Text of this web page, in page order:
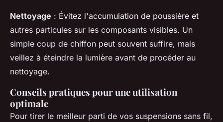
Nettoyage : Évitez l'accumulation de poussière et
autres particules sur les composants visibles. Un
simple coup de chiffon peut souvent suffire, mais
veillez à éteindre la lumière avant de procéder au
nettoyage.
Conseils pratiques pour une utilisation
optimale
Pour tirer le meilleur parti de vos suspensions sans fil,